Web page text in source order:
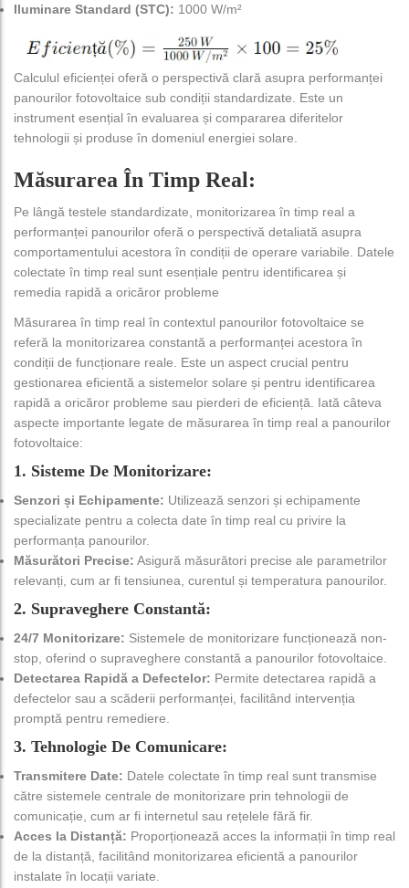
Iluminare Standard (STC): 1000 W/m²
Calculul eficienței oferă o perspectivă clară asupra performanței
panourilor fotovoltaice sub condiții standardizate. Este un
instrument esențial în evaluarea și compararea diferitelor
tehnologii și produse în domeniul energiei solare.
Măsurarea În Timp Real:
Pe lângă testele standardizate, monitorizarea în timp real a
performanței panourilor oferă o perspectivă detaliată asupra
comportamentului acestora în condiții de operare variabile. Datele
colectate în timp real sunt esențiale pentru identificarea și
remedia rapidă a oricăror probleme
Măsurarea în timp real în contextul panourilor fotovoltaice se
referă la monitorizarea constantă a performanței acestora în
condiții de funcționare reale. Este un aspect crucial pentru
gestionarea eficientă a sistemelor solare și pentru identificarea
rapidă a oricăror probleme sau pierderi de eficiență. Iată câteva
aspecte importante legate de măsurarea în timp real a panourilor
fotovoltaice:
1. Sisteme De Monitorizare:
Senzori și Echipamente: Utilizează senzori și echipamente
specializate pentru a colecta date în timp real cu privire la
performanța panourilor.
Măsurători Precise: Asigură măsurători precise ale parametrilor
relevanți, cum ar fi tensiunea, curentul și temperatura panourilor.
2. Supraveghere Constantă:
24/7 Monitorizare: Sistemele de monitorizare funcționează non-
stop, oferind o supraveghere constantă a panourilor fotovoltaice.
Detectarea Rapidă a Defectelor: Permite detectarea rapidă a
defectelor sau a scăderii performanței, facilitând intervenția
promptă pentru remediere.
3. Tehnologie De Comunicare:
Transmitere Date: Datele colectate în timp real sunt transmise
către sistemele centrale de monitorizare prin tehnologii de
comunicație, cum ar fi internetul sau rețelele fără fir.
Acces la Distanță: Proporționează acces la informații în timp real
de la distanță, facilitând monitorizarea eficientă a panourilor
instalate în locații variate.